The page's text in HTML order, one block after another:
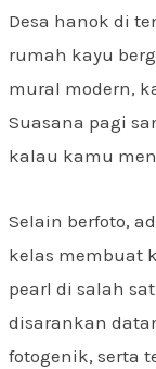
Desa hanok di
rumah kayu
mural modern,
Suasana pagi
kalau kamu
Selain berfoto,
kelas membuat
pearl di salah
disarankan
fotogenik, serta